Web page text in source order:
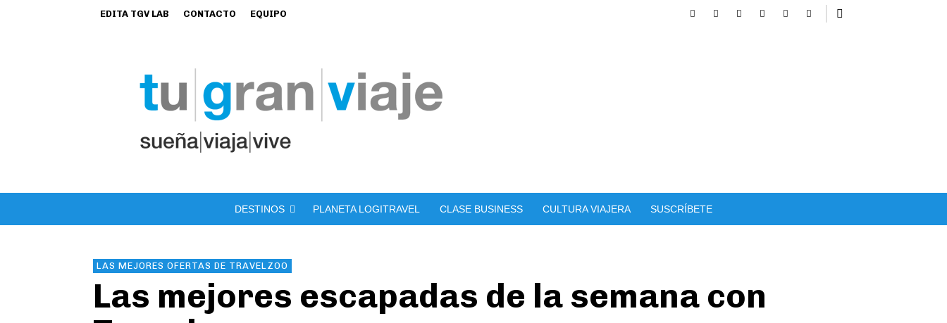
EDITA TGV LAB CONTACTO EQUIPO
DESTINOS PLANETA LOGITRAVEL CLASE BUSINESS CULTURA VIAJERA SUSCRÍBETE
LAS MEJORES OFERTAS DE TRAVELZOO
Las mejores escapadas de la semana con